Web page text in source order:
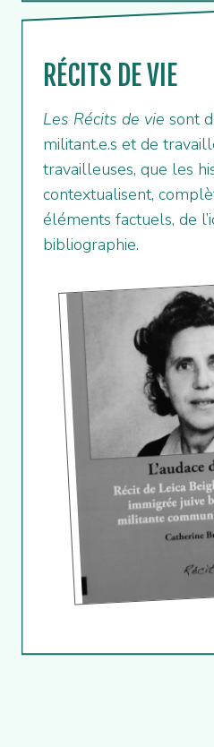
RÉCITS DE VIE
Les Récits de vie sont
militant.e.s et de
travailleuses, que les
contextualisent,
éléments factuels, de
bibliographie.